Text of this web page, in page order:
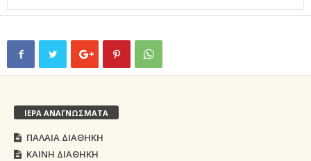
ΙΕΡΑ ΑΝΑΓΝΩΣΜΑΤΑ
ΠΑΛΑΙΑ ΔΙΑΘΗΚΗ
ΚΑΙΝΗ ΔΙΑΘΗΚΗ